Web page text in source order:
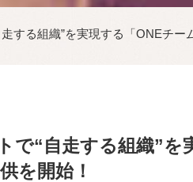
する組織”を実現する「ONEチー
で“自走する組織”を
を開始！